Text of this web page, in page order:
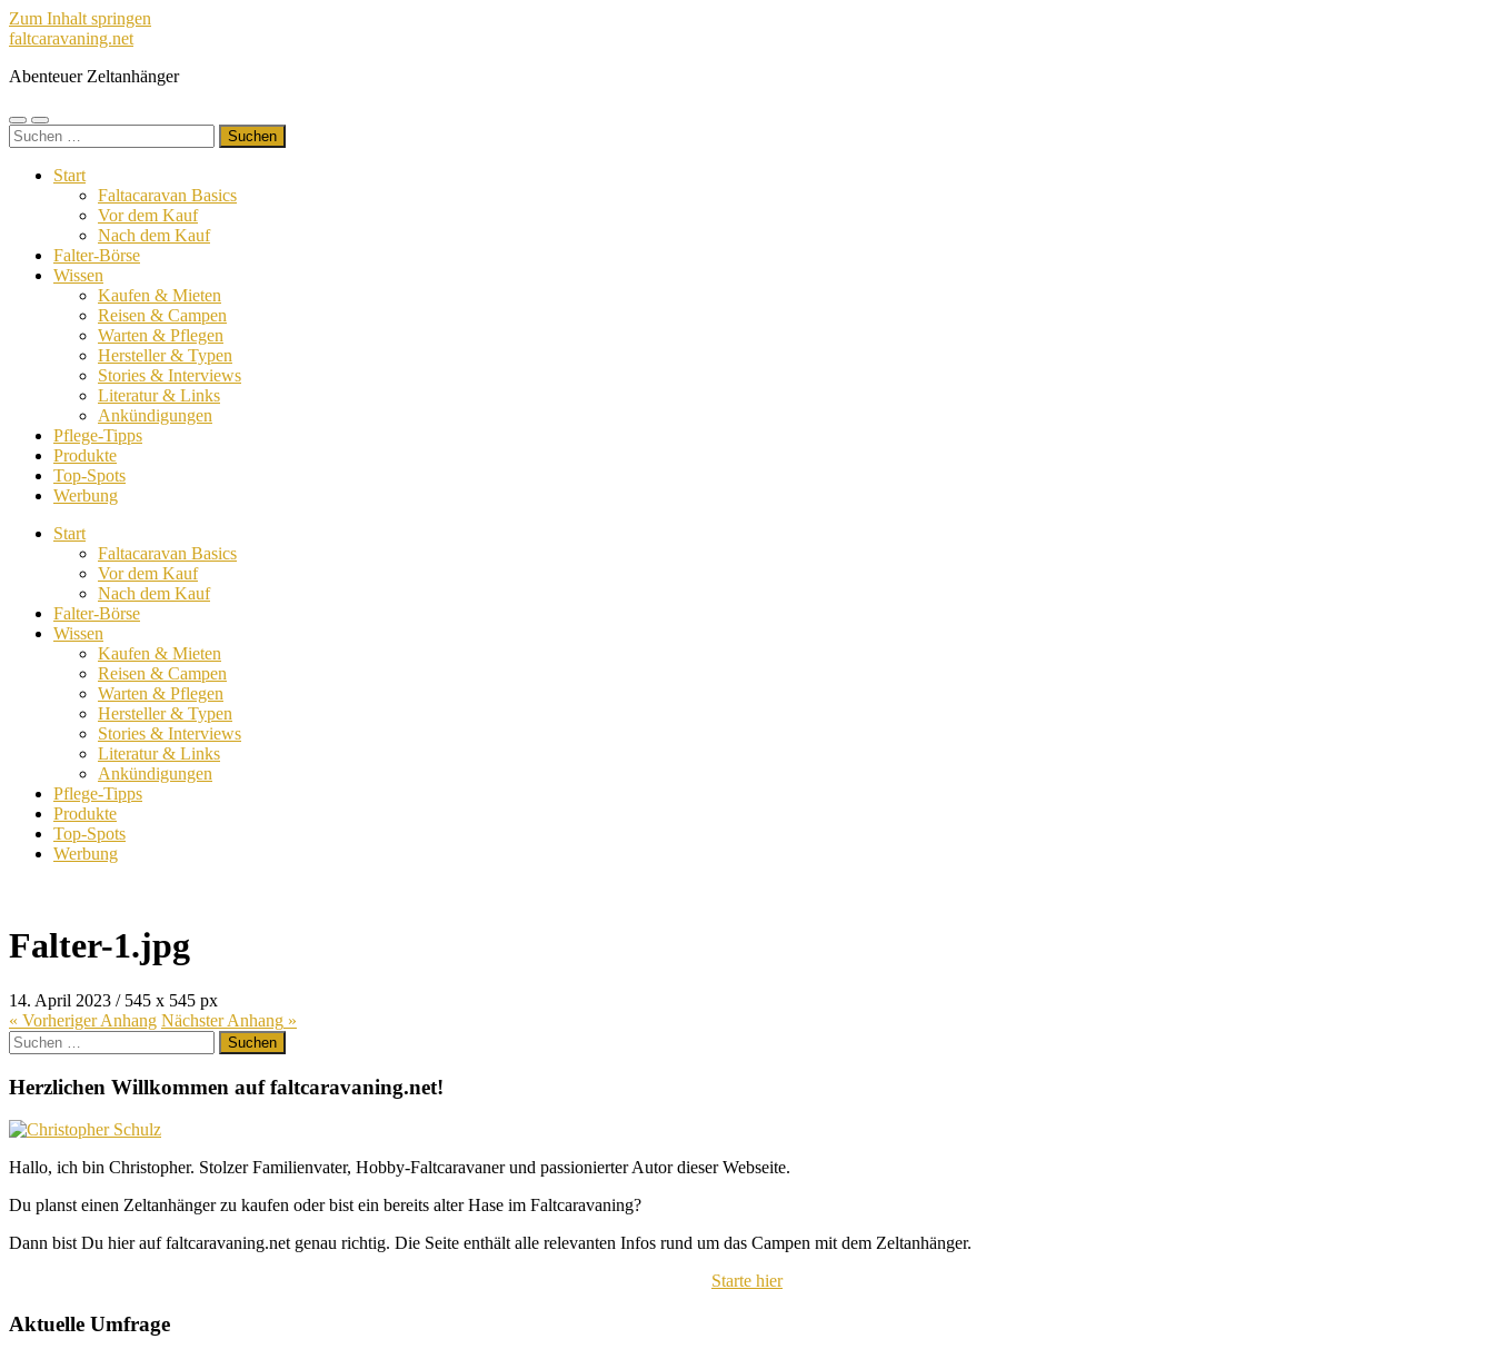
Zum Inhalt springen
faltcaravaning.net
Abenteuer Zeltanhänger
Mobile-
Menü
Suchfeld
ein-/ausblenden
Suchen
nach:
Start
Faltacaravan Basics
Vor dem Kauf
Nach dem Kauf
Falter-Börse
Wissen
Kaufen & Mieten
Reisen & Campen
Warten & Pflegen
Hersteller & Typen
Stories & Interviews
Literatur & Links
Ankündigungen
Pflege-Tipps
Produkte
Top-Spots
Werbung
Start
Faltacaravan Basics
Vor dem Kauf
Nach dem Kauf
Falter-Börse
Wissen
Kaufen & Mieten
Reisen & Campen
Warten & Pflegen
Hersteller & Typen
Stories & Interviews
Literatur & Links
Ankündigungen
Pflege-Tipps
Produkte
Top-Spots
Werbung
Falter-1.jpg
14. April 2023 / 545 x 545 px
« VorherigerAnhang NächsterAnhang »
Suchen
nach:
Herzlichen Willkommen auf faltcaravaning.net!
Hallo, ich bin Christopher. Stolzer Familienvater, Hobby-Faltcaravaner und passionierter Autor dieser Webseite.
Du planst einen Zeltanhänger zu kaufen oder bist ein bereits alter Hase im Faltcaravaning?
Dann bist Du hier auf faltcaravaning.net genau richtig. Die Seite enthält alle relevanten Infos rund um das Campen mit dem Zeltanhänger.
Starte hier
Aktuelle Umfrage